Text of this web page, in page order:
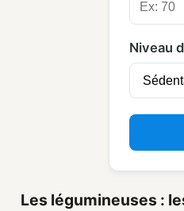
Niveau
Les légumineuses :